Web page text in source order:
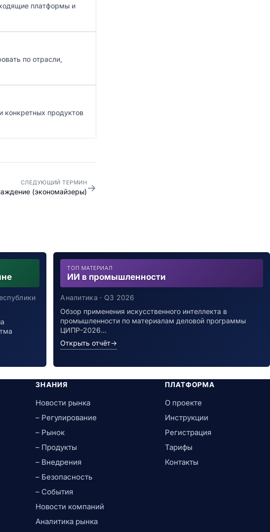
платформы и
по отрасли,
конкретных продуктов
СЛЕДУЮЩИЙ ТЕРМИН
(экономайзеры)→
ТОП МАТЕРИАЛ
ИИ в промышленности
Аналитика · Q3 2026
Обзор применения искусственного интеллекта в
промышленности по материалам деловой программы
ЦИПР-2026…
Открыть отчёт→
ЗНАНИЯ
Новости рынка
– Регулирование
– Рынок
– Продукты
– Внедрения
– Безопасность
– События
Новости компаний
Аналитика рынка
ПЛАТФОРМА
О проекте
Инструкции
Регистрация
Тарифы
Контакты